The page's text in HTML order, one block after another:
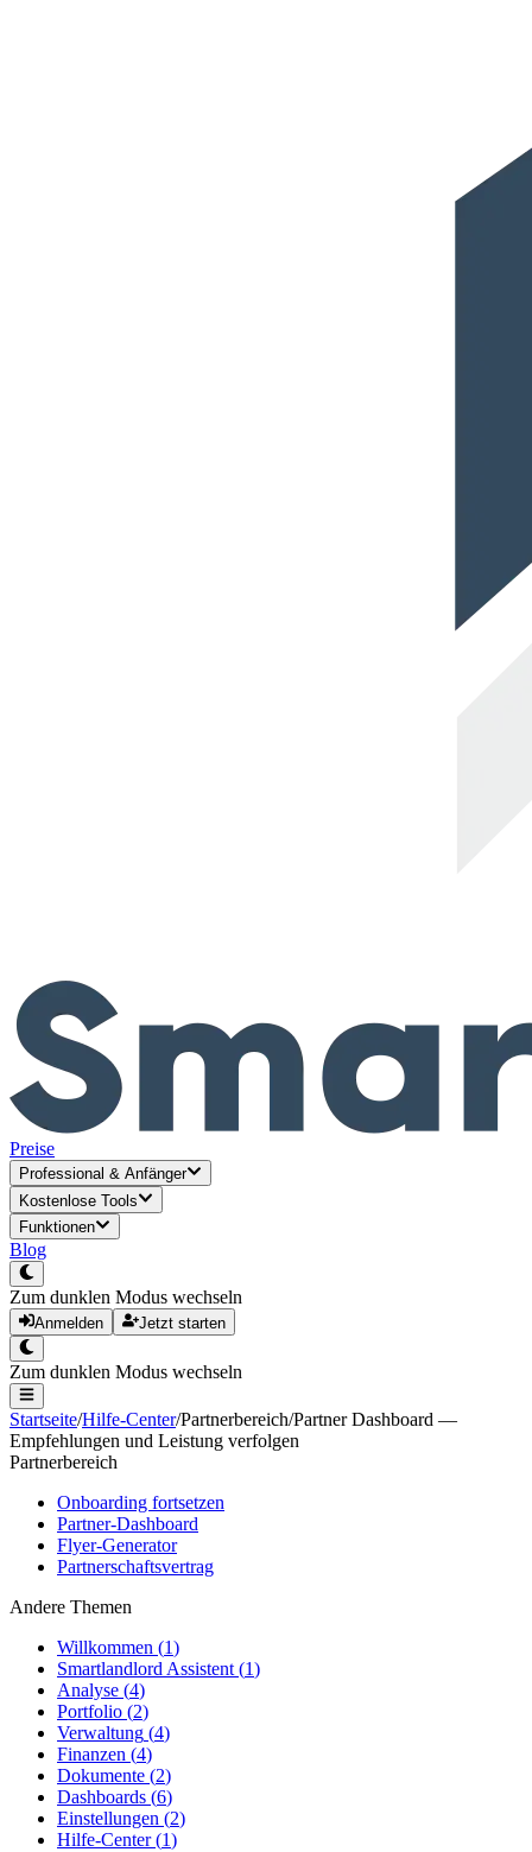
Preise
Professional & Anfänger
Kostenlose Tools
Funktionen
Blog
Zum dunklen Modus wechseln
Anmelden Jetzt starten
Zum dunklen Modus wechseln
Startseite/Hilfe-Center/Partnerbereich/Partner Dashboard —
Empfehlungen und Leistung verfolgen
Partnerbereich
Onboarding fortsetzen
Partner-Dashboard
Flyer-Generator
Partnerschaftsvertrag
Andere Themen
Willkommen (1)
Smartlandlord Assistent (1)
Analyse (4)
Portfolio (2)
Verwaltung (4)
Finanzen (4)
Dokumente (2)
Dashboards (6)
Einstellungen (2)
Hilfe-Center(1)